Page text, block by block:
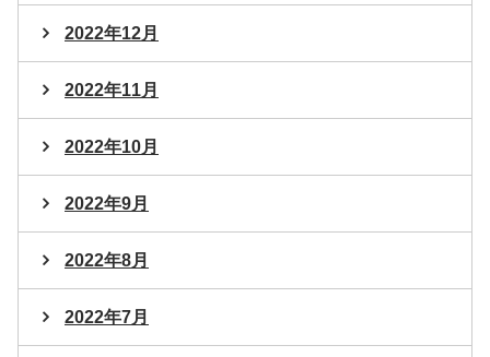
2022年12月
2022年11月
2022年10月
2022年9月
2022年8月
2022年7月